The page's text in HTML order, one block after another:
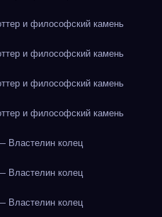
и философский камень
и философский камень
и философский камень
и философский камень
Властелин колец
Властелин колец
Властелин колец